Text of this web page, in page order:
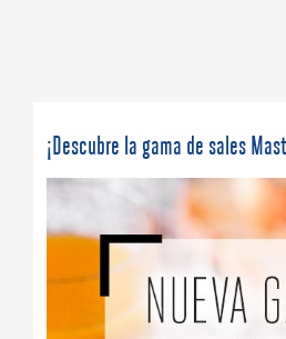
¡Descubre la gama de sales